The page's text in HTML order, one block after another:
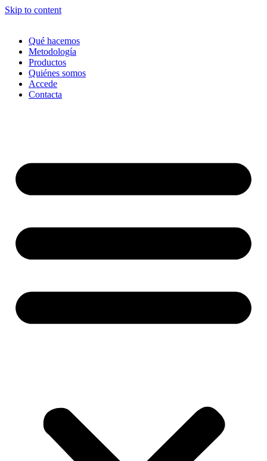
Skip to content
Qué hacemos
Metodología
Productos
Quiénes somos
Accede
Contacta